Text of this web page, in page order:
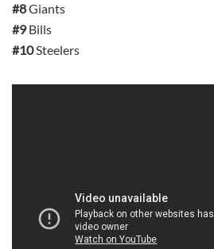
#8Giants
#9Bills
#10Steelers